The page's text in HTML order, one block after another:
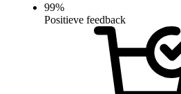
99%
Positieve feedback